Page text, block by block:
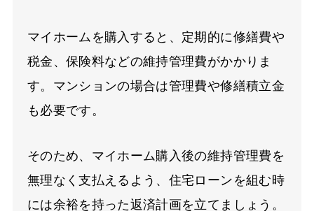
マイホームを購入すると、定期的に修繕費や
税金、保険料などの維持管理費がかかりま
す。マンションの場合は管理費や修繕積立金
も必要です。
そのため、マイホーム購入後の維持管理費を
無理なく支払えるよう、住宅ローンを組む時
には余裕を持った返済計画を立てましょう。